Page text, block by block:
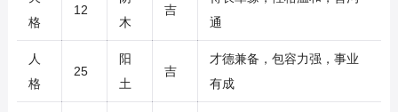
格
12
木
吉
通
人
格
25
阳
土
吉
才德兼备，包容力强，事业
有成